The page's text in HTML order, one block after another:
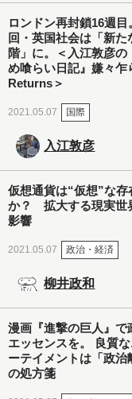
ロンドン再封鎖16週目
回・英国社会は「新た
階」に。＜入江敦彦の
め喰らい日記』嫌々乍
Returns＞
2021.05.07 国際
入江敦彦
仮想通貨は“仮想”な存
か？ 拡大する現実世
影響
2021.05.07 政治・経済
柳井政和
漫画『進撃の巨人』で
エッセンスを。 良質
ーテイメントは「政治
の処方箋